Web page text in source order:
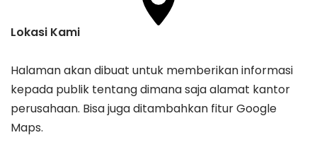
Lokasi Kami
Halaman akan dibuat untuk memberikan informasi
kepada publik tentang dimana saja alamat kantor
perusahaan. Bisa juga ditambahkan fitur Google
Maps.